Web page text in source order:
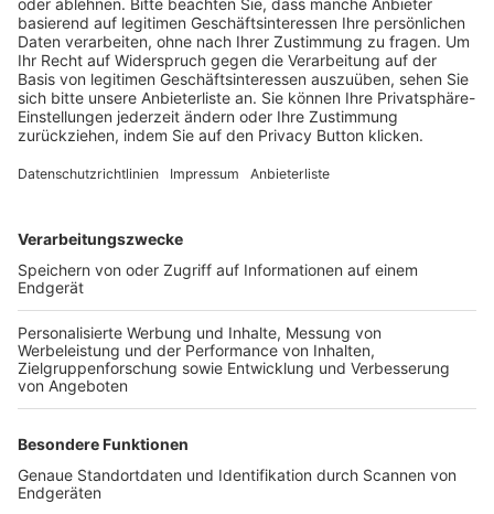
BFV-Geschäftsstellen
Trainerbörse
Login SpielPlus
FOLGE DEM BFV
TOP-VEREINE
TOP-PARTNER